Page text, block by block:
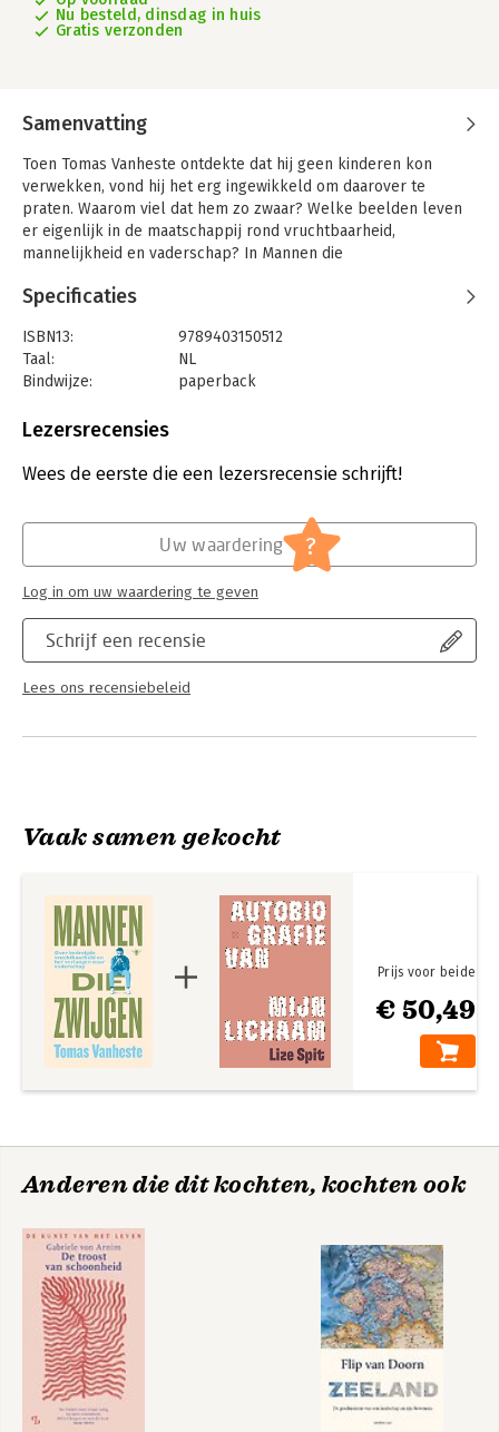
Nu besteld, dinsdag in huis
Gratis verzonden
Samenvatting
Toen Tomas Vanheste ontdekte dat hij geen kinderen kon
verwekken, vond hij het erg ingewikkeld om daarover te
praten. Waarom viel dat hem zo zwaar? Welke beelden leven
er eigenlijk in de maatschappij rond vruchtbaarheid,
mannelijkheid en vaderschap? In Mannen die
vruchtbaarheidsproblematiek bij mannen en verdiept hij zich in
echt de oplossing voor slecht zaad en spelen
hormoonverstorende stoffen nou wel of niet een rol bij
verminderde spermakwaliteit?
In gesprek met wetenschappers, artsen en schrijvers verkent
scherpzinnige wijze.
Specificaties
ISBN13:
9789403150512
Taal:
NL
Bindwijze:
paperback
Uitgever:
Verschijningsdatum:
15-5-2025
Literatuur en romans
Lezersrecensies
Wees de eerste die een lezersrecensie schrijft!
Schrijf een recensie
Lees ons recensiebeleid
Uw waardering ?
Log in om uw waardering te geven
Vaak samen gekocht
€ 50,49
Prijs voor beide
Anderen die dit kochten, kochten ook